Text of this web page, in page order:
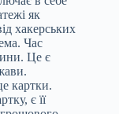
як
хакерських
Час
Це є
картки.
є її